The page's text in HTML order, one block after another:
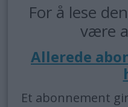
For å lese
være
Allerede
Et abonnement